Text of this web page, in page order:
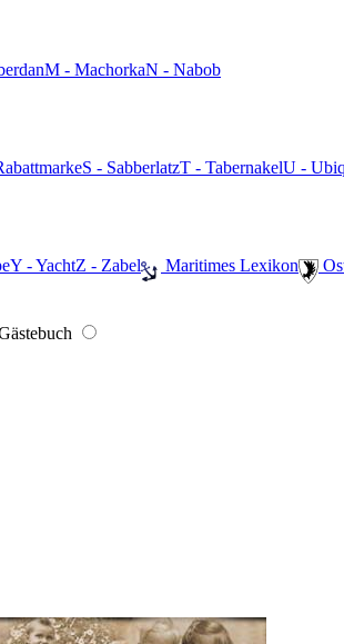
M - MachorkaN - Nabob
S - SabberlatzT - TabernakelU -
Y - YachtZ - Zabel ️ Maritimes Lexikon